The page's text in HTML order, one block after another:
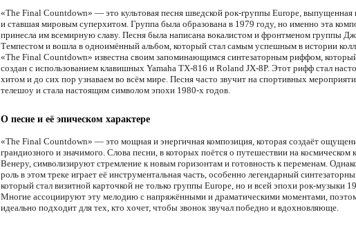
«The Final Countdown» — это культовая песня шведской рок-группы Europe, выпущенная
и ставшая мировым суперхитом. Группа была образована в 1979 году, но именно эта
принесла им всемирную славу. Песня была написана вокалистом и фронтменом группы
Темпестом и вошла в одноимённый альбом, который стал самым успешным в истории
«The Final Countdown» известна своим запоминающимся синтезаторным риффом,
создан с использованием клавишных Yamaha TX-816 и Roland JX-8P. Этот рифф стал
хитом и до сих пор узнаваем во всём мире. Песня часто звучит на спортивных
телешоу и стала настоящим символом эпохи 1980-х годов.
О песне и её эпическом характере
«The Final Countdown» — это мощная и энергичная композиция, которая создаёт
грандиозного и значимого. Слова песни, в которых поётся о путешествии на космическом
Венеру, символизируют стремление к новым горизонтам и готовность к переменам.
роль в этом треке играет её инструментальная часть, особенно легендарный
который стал визитной карточкой не только группы Europe, но и всей эпохи рок-музыки
Многие ассоциируют эту мелодию с напряжёнными и драматическими моментами,
идеально подходит для тех, кто хочет, чтобы звонок звучал победно и вдохновляюще.